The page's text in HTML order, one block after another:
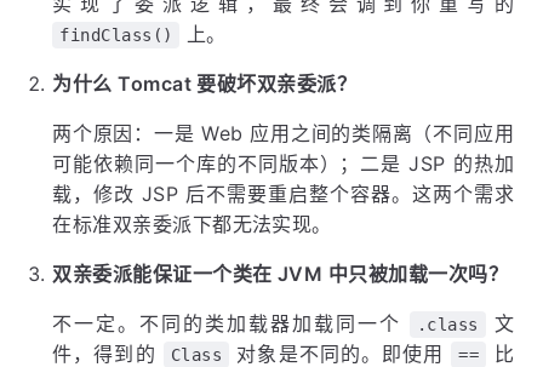
findClass() 上。
为什么 Tomcat 要破坏双亲委派？
两个原因：一是 Web 应用之间的类隔离（不同应用
可能依赖同一个库的不同版本）；二是 JSP 的热加
载，修改 JSP 后不需要重启整个容器。这两个需求
在标准双亲委派下都无法实现。
双亲委派能保证一个类在 JVM 中只被加载一次吗？
不一定。不同的类加载器加载同一个 .class
文
件，得到的
Class 对象是不同的。即使用 ==
比